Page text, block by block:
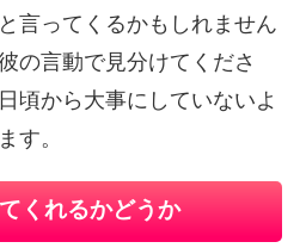
言ってくるかもしれません
の言動で見分けてくださ
頃から大事にしていないよ
す。
くれるかどうか